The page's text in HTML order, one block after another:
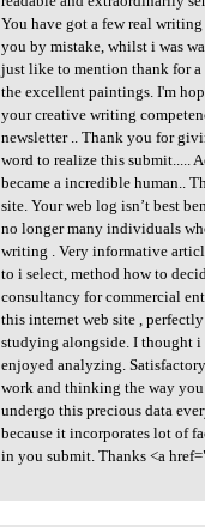
You have got a few real
you by mistake, whilst i was
just like to mention thank for
the excellent paintings. I'm
your creative writing
newsletter .. Thank you for
word to realize this submit.....
became a incredible human..
site. Your web log isn’t best
no longer many individuals
writing . Very informative
to i select, method how to
consultancy for commercial
this internet web site ,
studying alongside. I thought
enjoyed analyzing.
work and thinking the way
undergo this precious data
because it incorporates lot of
in you submit. Thanks <a